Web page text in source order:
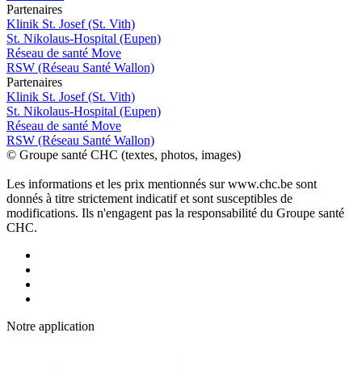
Partenaires
Klinik St. Josef (St. Vith)
St. Nikolaus-Hospital (Eupen)
Réseau de santé Move
RSW (Réseau Santé Wallon)
Partenaires
Klinik St. Josef (St. Vith)
St. Nikolaus-Hospital (Eupen)
Réseau de santé Move
RSW (Réseau Santé Wallon)
© Groupe santé CHC (textes, photos, images)
Les informations et les prix mentionnés sur www.chc.be sont
donnés à titre strictement indicatif et sont susceptibles de
modifications. Ils n'engagent pas la responsabilité du Groupe santé
CHC.
Notre application